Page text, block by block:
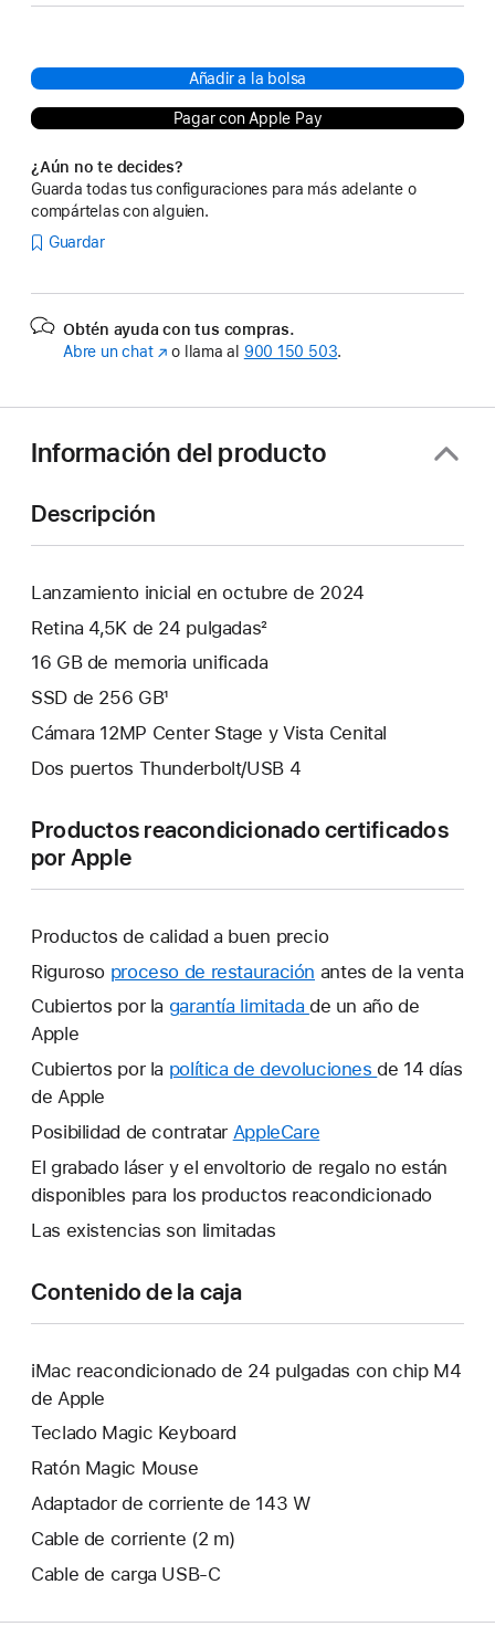
Añadir a la bolsa
Pagar con Apple Pay
¿Aún no te decides?
Guarda todas tus configuraciones para más adelante o
compártelas con alguien.
Guardar
Obtén ayuda con tus compras.
Abre un chat(Se
ventana
nueva)
o llama al 900 150 503.
Información del producto
Descripción
Lanzamiento inicial en octubre de 2024
Retina 4,5K de 24 pulgadas²
16 GB de memoria unificada
SSD de 256 GB¹
Cámara 12MP Center Stage y Vista Cenital
Dos puertos Thunderbolt/USB 4
Productos reacondicionado certificados
por Apple
Productos de calidad a buen precio
Riguroso proceso de restauración antes de la venta
Cubiertos por la garantía limitada Se
una
de un año de
Apple
Cubiertos por la política de devoluciones Se
nueva.
de 14 días
de Apple
Posibilidad de contratar AppleCare
abrirá
una
El grabado láser y el envoltorio de regalo no están
disponibles para los productos reacondicionado
Las existencias son limitadas
Contenido de la caja
iMac reacondicionado de 24 pulgadas con chip M4
de Apple
Teclado Magic Keyboard
Ratón Magic Mouse
Adaptador de corriente de 143 W
Cable de corriente (2 m)
Cable de carga USB‑C